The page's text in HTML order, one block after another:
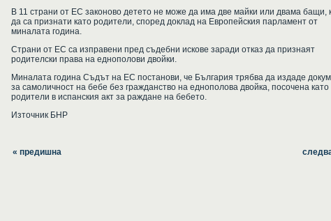
В 11 страни от ЕС законово детето не може да има две майки или двама бащи,
да са признати като родители, според доклад на Европейския парламент от
миналата година.
Страни от ЕС са изправени пред съдебни искове заради отказ да признаят
родителски права на еднополови двойки.
Миналата година Съдът на ЕС постанови, че България трябва да издаде
за самоличност на бебе без гражданство на еднополова двойка, посочена като
родители в испанския акт за раждане на бебето.
Източник БНР
« предишна